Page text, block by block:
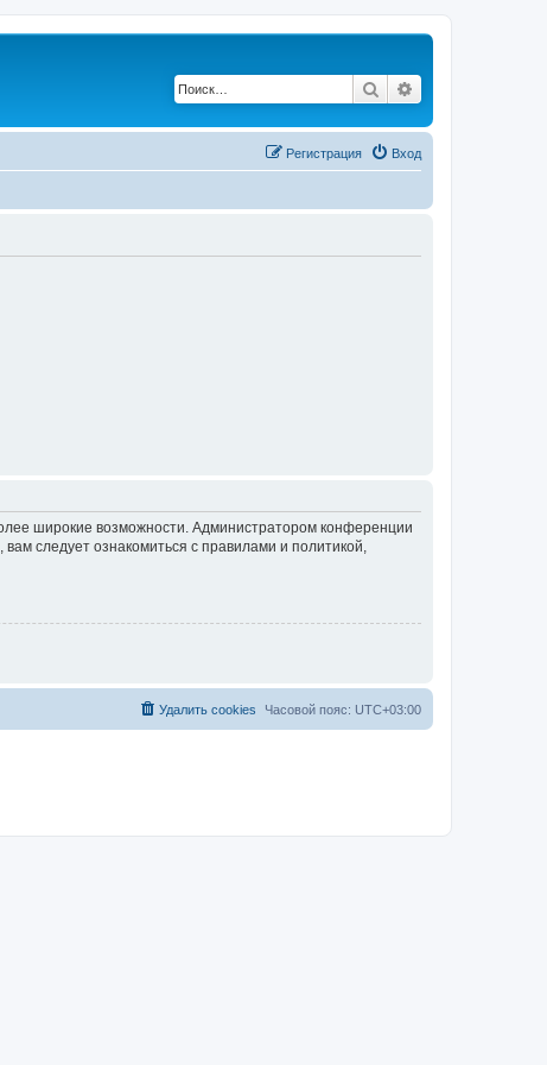
Поиск
Вход
Регистрация
широкие возможности. Администратором конференции
следует ознакомиться с правилами и политикой,
Часовой пояс: UTC+03:00
Удалить cookies